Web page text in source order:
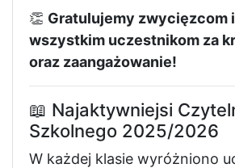
👏 Gratulujemy zwycięzcom
wszystkim uczestnikom za
oraz zaangażowanie!
📖 Najaktywniejsi
Szkolnego 2025/2026
W każdej klasie wyróżniono